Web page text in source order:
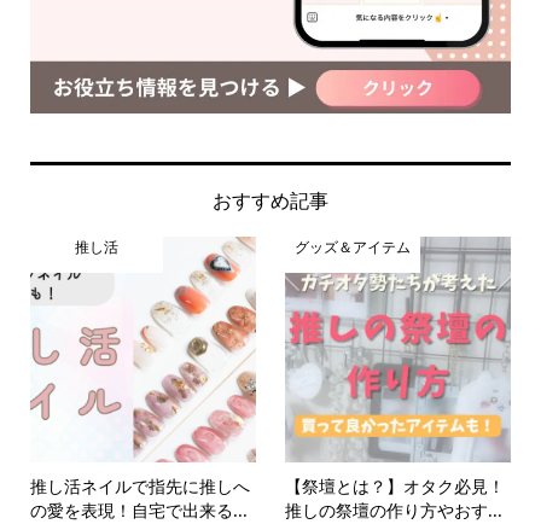
おすすめ記事
推し活
推し活ネイルで指先に推しへ
の愛を表現！自宅で出来る...
グッズ＆アイテム
【祭壇とは？】オタク必見！
推しの祭壇の作り方やおす...